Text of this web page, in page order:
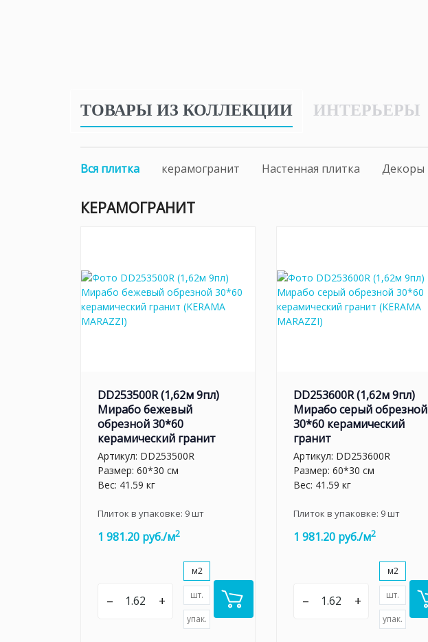
ТОВАРЫ ИЗ КОЛЛЕКЦИИ ИНТЕРЬЕРЫ
Вся плитка керамогранит Настенная плитка Декоры
КЕРАМОГРАНИТ
DD253500R (1,62м 9пл)
Мирабо бежевый
обрезной 30*60
керамический гранит
Артикул: DD253500R
Размер: 60*30 см
Вес: 41.59 кг
Плиток в упаковке: 9шт
1 981.20 руб./м2
– +
м2
шт.
упак.
DD253600R (1,62м 9пл)
Мирабо серый обрезной
30*60 керамический
гранит
Артикул: DD253600R
Размер: 60*30 см
Вес: 41.59 кг
Плиток в упаковке: 9шт
1 981.20 руб./м2
– +
м2
шт.
упак.